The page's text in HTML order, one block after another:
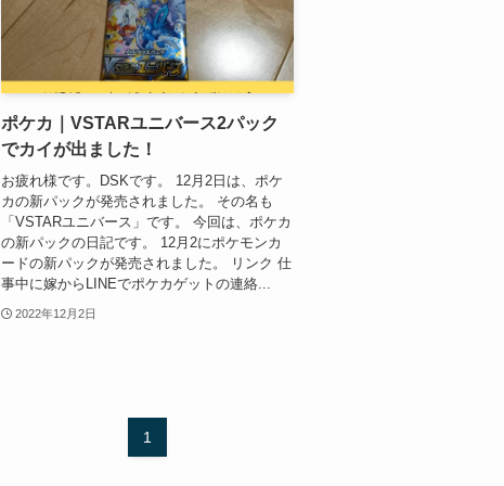
ポケカ｜VSTARユニバース2パック
でカイが出ました！
お疲れ様です。DSKです。 12月2日は、ポケ
カの新パックが発売されました。 その名も
「VSTARユニバース」です。 今回は、ポケカ
の新パックの日記です。 12月2にポケモンカ
ードの新パックが発売されました。 リンク 仕
事中に嫁からLINEでポケカゲットの連絡...
2022年12月2日
1